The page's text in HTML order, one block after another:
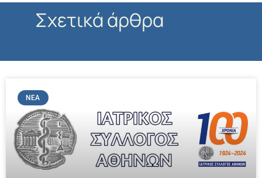
Σχετικά άρθρα
ΝΈΑ